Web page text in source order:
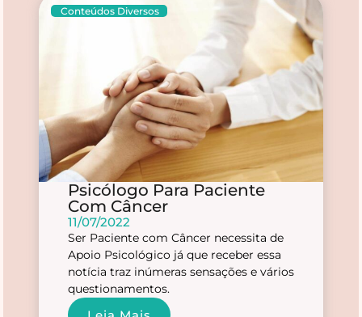
Conteúdos Diversos
Psicólogo Para Paciente
Com Câncer
11/07/2022
Ser Paciente com Câncer necessita de
Apoio Psicológico já que receber essa
notícia traz inúmeras sensações e vários
questionamentos.